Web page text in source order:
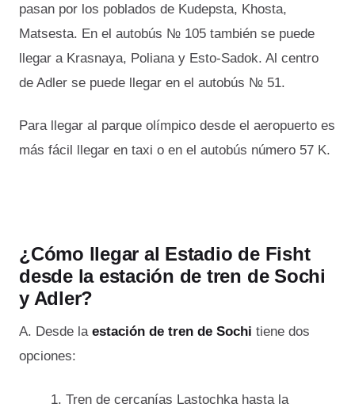
pasan por los poblados de Kudepsta, Khosta,
Matsesta. En el autobús № 105 también se puede
llegar a Krasnaya, Poliana y Esto-Sadok. Al centro
de Adler se puede llegar en el autobús № 51.
Para llegar al parque olímpico desde el aeropuerto es
más fácil llegar en taxi o en el autobús número 57 K.
¿Cómo llegar al Estadio de Fisht
desde la estación de tren de Sochi
y Adler?
A. Desde la estación de tren de Sochi tiene dos
opciones:
1. Tren de cercanías Lastochka hasta la